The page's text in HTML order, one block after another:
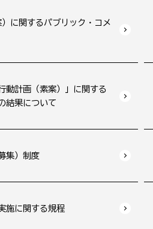
に関するパブリック・コメ
動計画（素案）」に関する
結果について
集）制度
施に関する規程